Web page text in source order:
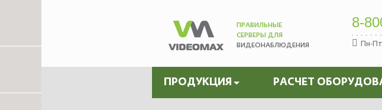
ПРАВИЛЬНЫЕ
СЕРВЕРЫ ДЛЯ
ВИДЕОНАБЛЮДЕНИЯ
8-
Пн-
ПРОДУКЦИЯ РАСЧЕТ